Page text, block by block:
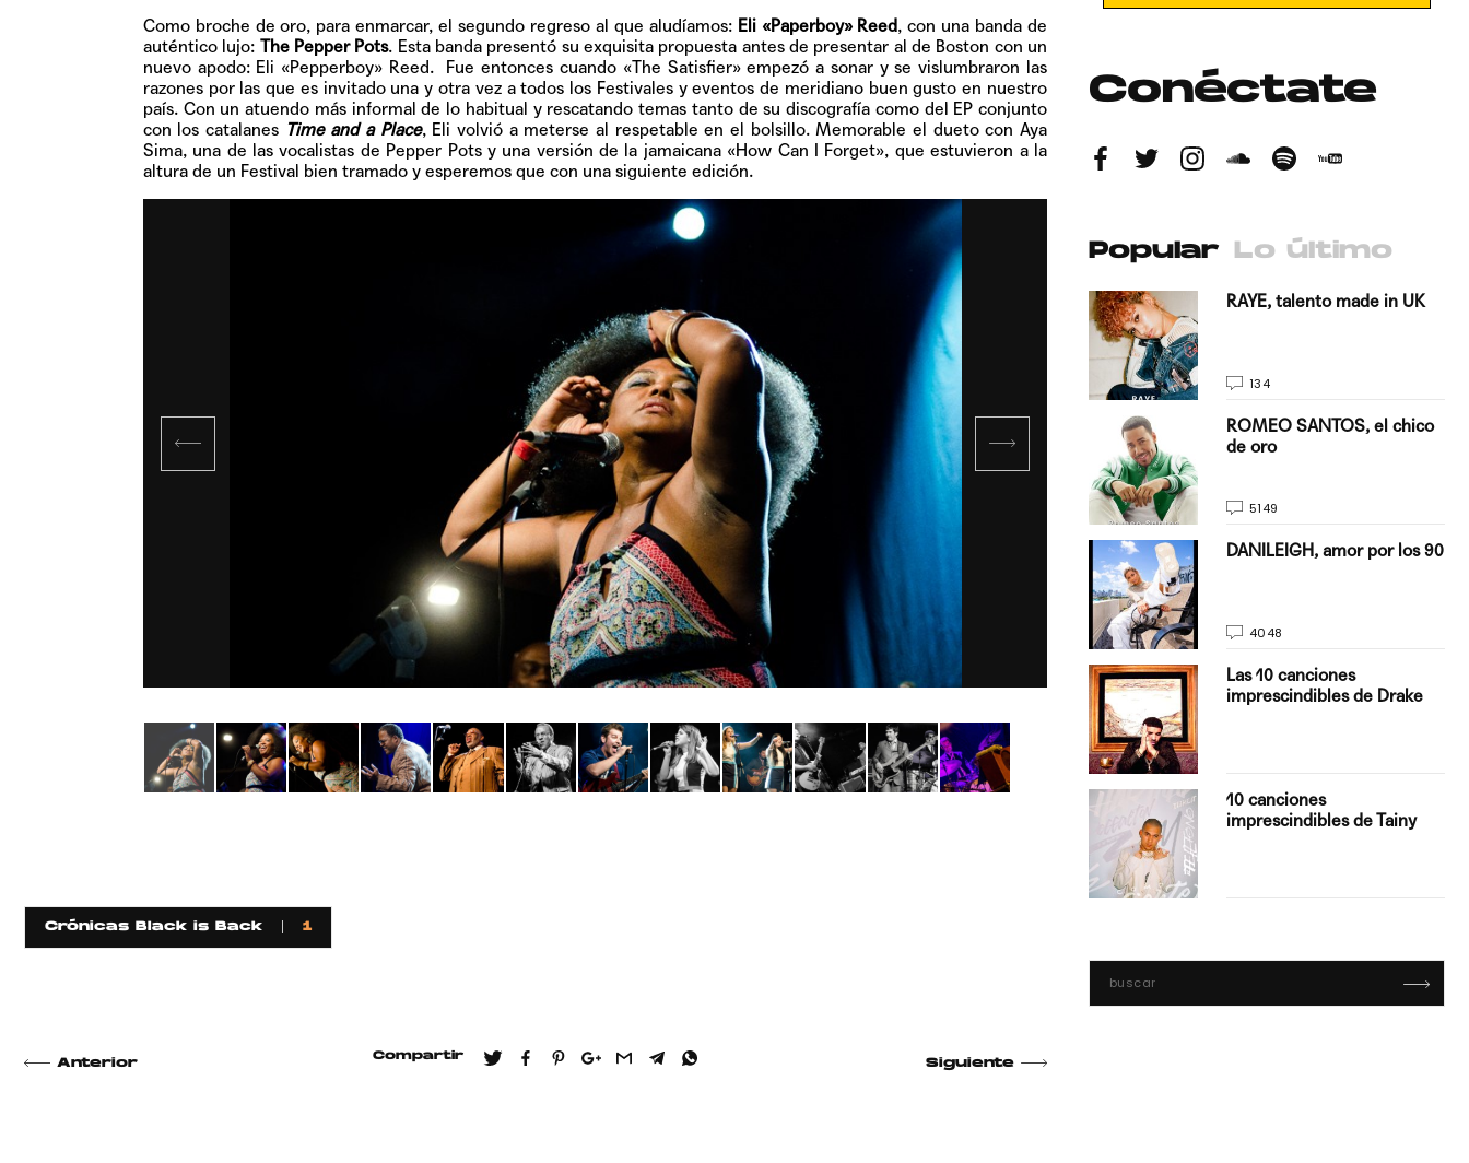
Como broche de oro, para enmarcar, el segundo regreso al que aludíamos: Eli «Paperboy» Reed, con una banda de
auténtico lujo: The Pepper Pots. Esta banda presentó su exquisita propuesta antes de presentar al de Boston con un
nuevo apodo: Eli «Pepperboy» Reed. Fue entonces cuando «The Satisfier» empezó a sonar y se vislumbraron las
razones por las que es invitado una y otra vez a todos los Festivales y eventos de meridiano buen gusto en nuestro
país. Con un atuendo más informal de lo habitual y rescatando temas tanto de su discografía como del EP conjunto
con los catalanes Time and a Place, Eli volvió a meterse al respetable en el bolsillo. Memorable el dueto con Aya
Sima, una de las vocalistas de Pepper Pots y una versión de la jamaicana «How Can I Forget», que estuvieron a la
altura de un Festival bien tramado y esperemos que con una siguiente edición.
Crónicas Black is Back 1
Anterior Siguiente
Compartir
Conéctate
Popular Lo último
TAINY, adelantado a su
tiempo
NICKI NICOLE, pisando
GRIFF, el futuro del
Pop
Hablamos con Boza
RAYE, talento made in UK
134
ROMEO SANTOS, el chico
de oro
5149
DANILEIGH, amor por los 90
4048
Las 10 canciones
imprescindibles de Drake
10 canciones
imprescindibles de Tainy